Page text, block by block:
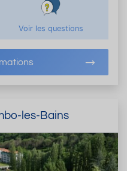
Voir les questions
les-Bains